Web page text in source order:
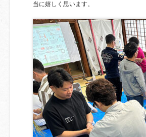
当に嬉しく思います。